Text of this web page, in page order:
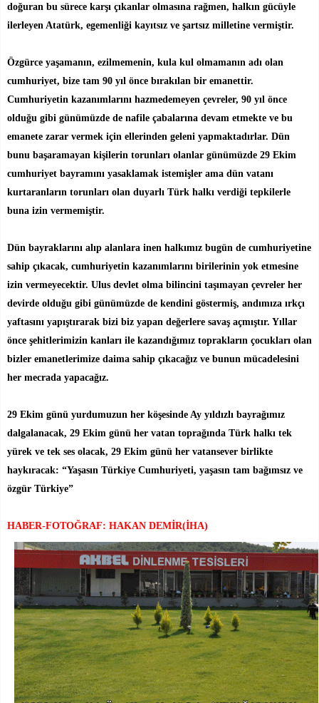
doğuran bu sürece karşı çıkanlar olmasına rağmen, halkın gücüyle
ilerleyen Atatürk, egemenliği kayıtsız ve şartsız milletine vermiştir.
Özgürce yaşamanın, ezilmemenin, kula kul olmamanın adı olan
cumhuriyet, bize tam 90 yıl önce bırakılan bir emanettir.
Cumhuriyetin kazanımlarını hazmedemeyen çevreler, 90 yıl önce
olduğu gibi günümüzde de nafile çabalarına devam etmekte ve bu
emanete zarar vermek için ellerinden geleni yapmaktadırlar. Dün
bunu başaramayan kişilerin torunları olanlar günümüzde 29 Ekim
cumhuriyet bayramını yasaklamak istemişler ama dün vatanı
kurtaranların torunları olan duyarlı Türk halkı verdiği tepkilerle
buna izin vermemiştir.
Dün bayraklarını alıp alanlara inen halkımız bugün de cumhuriyetine
sahip çıkacak, cumhuriyetin kazanımlarını birilerinin yok etmesine
izin vermeyecektir. Ulus devlet olma bilincini taşımayan çevreler her
devirde olduğu gibi günümüzde de kendini göstermiş, andımıza ırkçı
yaftasını yapıştırarak bizi biz yapan değerlere savaş açmıştır. Yıllar
önce şehitlerimizin kanları ile kazandığımız toprakların çocukları olan
bizler emanetlerimize daima sahip çıkacağız ve bunun mücadelesini
her mecrada yapacağız.
29 Ekim günü yurdumuzun her köşesinde Ay yıldızlı bayrağımız
dalgalanacak, 29 Ekim günü her vatan toprağında Türk halkı tek
yürek ve tek ses olacak, 29 Ekim günü her vatansever birlikte
haykıracak: “Yaşasın Türkiye Cumhuriyeti, yaşasın tam bağımsız ve
özgür Türkiye”
HABER-FOTOĞRAF: HAKAN DEMİR(İHA)